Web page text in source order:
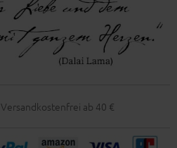
Versandkostenfrei ab 40 €